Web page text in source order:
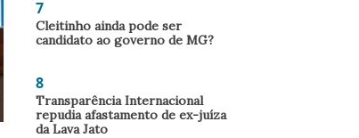
7
Cleitinho ainda pode ser
candidato ao governo de MG?
8
Transparência Internacional
repudia afastamento de ex-juíza
da Lava Jato